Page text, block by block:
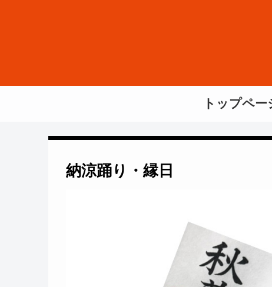
トップペー
納涼踊り・縁日